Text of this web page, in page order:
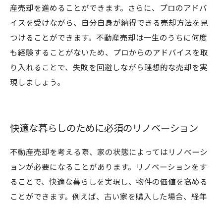
産売却を進めることができます。さらに、プロのアドバ
イスを受けながら、自分自身が納得できる売却方法を見
つけることができます。不動産売却は一生のうちに何度
も経験することがないため、プロからのアドバイスを取
り入れることで、失敗を回避しながら理想的な売却を実
現しましょう。
快適な暮らしのために必須のリノベーション
不動産売却を考える際、家の状態によってはリノベーシ
ョンが必要になることがあります。リノベーションをす
ることで、快適な暮らしを実現し、物件の価値を高める
ことができます。例えば、古い家を購入した場合、経年